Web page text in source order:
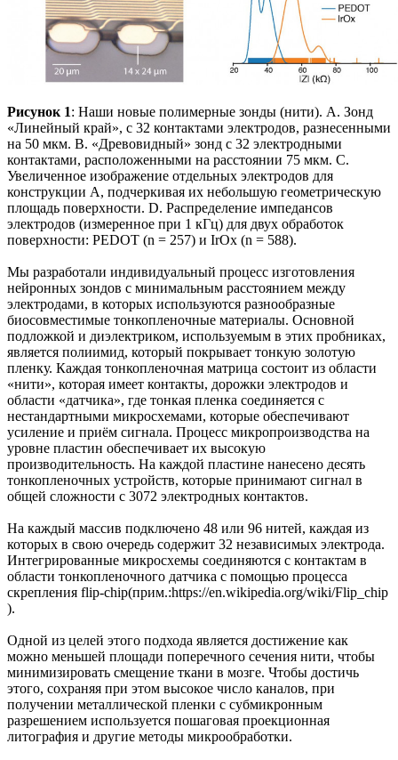
Рисунок 1: Наши новые полимерные зонды (нити). A. Зонд
«Линейный край», с 32 контактами электродов, разнесенными
на 50 мкм. B. «Древовидный» зонд с 32 электродными
контактами, расположенными на расстоянии 75 мкм. C.
Увеличенное изображение отдельных электродов для
конструкции A, подчеркивая их небольшую геометрическую
площадь поверхности. D. Распределение импедансов
электродов (измеренное при 1 кГц) для двух обработок
поверхности: PEDOT (n = 257) и IrOx (n = 588).
Мы разработали индивидуальный процесс изготовления
нейронных зондов с минимальным расстоянием между
электродами, в которых используются разнообразные
биосовместимые тонкопленочные материалы. Основной
подложкой и диэлектриком, используемым в этих пробниках,
является полиимид, который покрывает тонкую золотую
пленку. Каждая тонкопленочная матрица состоит из области
«нити», которая имеет контакты, дорожки электродов и
области «датчика», где тонкая пленка соединяется с
нестандартными микросхемами, которые обеспечивают
усиление и приём сигнала. Процесс микропроизводства на
уровне пластин обеспечивает их высокую
производительность. На каждой пластине нанесено десять
тонкопленочных устройств, которые принимают сигнал в
общей сложности с 3072 электродных контактов.
На каждый массив подключено 48 или 96 нитей, каждая из
которых в свою очередь содержит 32 независимых электрода.
Интегрированные микросхемы соединяются с контактам в
области тонкопленочного датчика с помощью процесса
скрепления flip-chip(прим.:https://en.wikipedia.org/wiki/Flip_chip
).
Одной из целей этого подхода является достижение как
можно меньшей площади поперечного сечения нити, чтобы
минимизировать смещение ткани в мозге. Чтобы достичь
этого, сохраняя при этом высокое число каналов, при
получении металлической пленки с субмикронным
разрешением используется пошаговая проекционная
литография и другие методы микрообработки.